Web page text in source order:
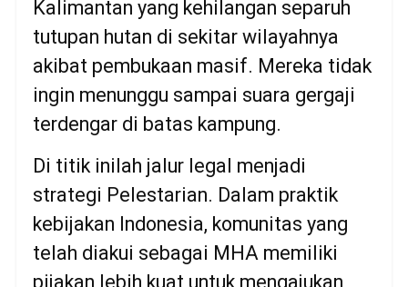
Kalimantan yang kehilangan separuh
tutupan hutan di sekitar wilayahnya
akibat pembukaan masif. Mereka tidak
ingin menunggu sampai suara gergaji
terdengar di batas kampung.
Di titik inilah jalur legal menjadi
strategi Pelestarian. Dalam praktik
kebijakan Indonesia, komunitas yang
telah diakui sebagai MHA memiliki
pijakan lebih kuat untuk mengajukan